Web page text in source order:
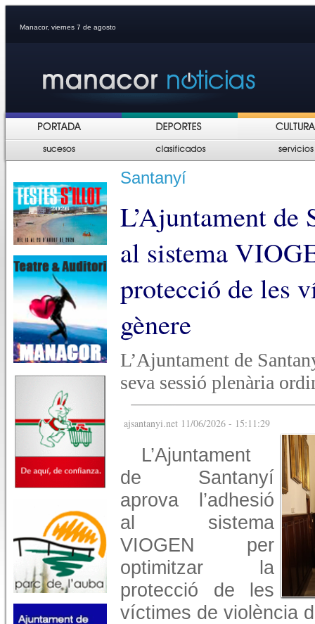
Manacor, viernes 7 de agosto
Santanyí
L’Ajuntament de
al sistema
protecció de les
gènere
L’Ajuntament de
seva sessió plenària
ajsantanyi.net 11/06/2026 - 15:11:29
L’Ajuntament
de Santanyí
aprova l’adhesió
al sistema
VIOGEN per
optimitzar la
protecció de les
víctimes de violència